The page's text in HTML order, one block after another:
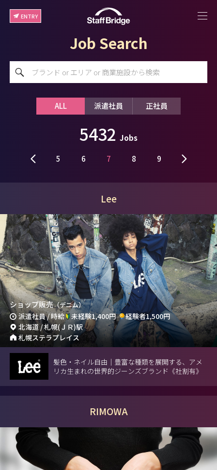
ENTRY
Job Search
ALL 派遣社員 正社員
5432 Jobs
5 6 7 8 9
Lee
ショップ販売（デニム）
派遣社員 / 時給 未経験1,400円
経験者1,500円
北海道 / 札幌(ＪＲ)駅
札幌ステラプレイス
髪色・ネイル自由｜豊富な種類を展開する、アメ
リカ生まれの世界的ジーンズブランド《社割有》
RIMOWA